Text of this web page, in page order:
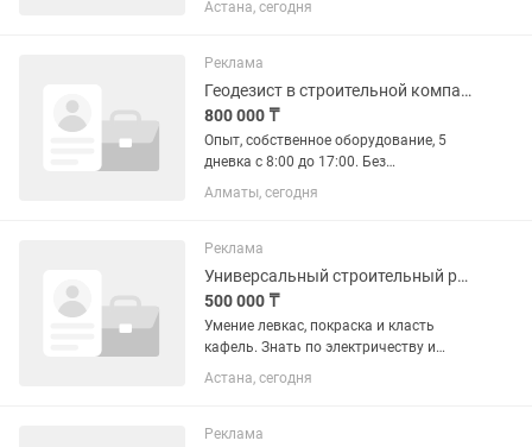
Заработная плата начинается от
вас сколько санузлов в месяц
сделаете...
Астана, сегодня
Реклама
Геодезист в строительной компании
800 000 ₸
Опыт, собственное оборудование, 5
дневка с 8:00 до 17:00. Без
совместительства
Алматы, сегодня
Реклама
Универсальный строительный рабочий
500 000 ₸
Умение левкас, покраска и класть
кафель. Знать по электричеству и
сантехнике
Астана, сегодня
Реклама